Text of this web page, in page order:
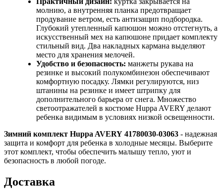
молнию, а внутренняя планка предотвращает
продувание ветром, есть антизащип подбородка.
Глубокий утепленный капюшон можно отстегнуть, а
искусственный мех на капюшоне придает комплекту
стильный вид. Два накладных кармана выделяют
место для хранения мелочей.
Удобство и безопасность: манжеты рукава на
резинке и высокий полукомбинезон обеспечивают
комфортную посадку. Лямки регулируются, низ
штанины на резинке и имеет штрипку для
дополнительного барьера от снега. Множество
светоотражателей в костюме Huppa AVERY делают
ребенка видимым в условиях низкой освещенности.
Зимний комплект Huppa AVERY 41780030-03063 - надежная
защита и комфорт для ребенка в холодные месяцы. Выберите
этот комплект, чтобы обеспечить малышу тепло, уют и
безопасность в любой погоде.
Доставка